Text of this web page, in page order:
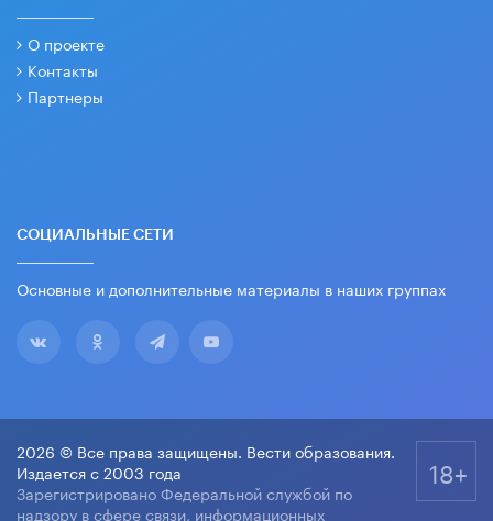
О проекте
Контакты
Партнеры
СОЦИАЛЬНЫЕ СЕТИ
Основные и дополнительные материалы в наших группах
2026 © Все права защищены. Вести образования.
Издается с 2003 года
Зарегистрировано Федеральной службой по
надзору в сфере связи, информационных
18+